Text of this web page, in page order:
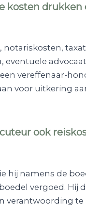
kosten drukken
notariskosten,
eventuele
vereffenaar-
voor uitkering
ook
hij namens de
vergoed. Hij
verantwoording te